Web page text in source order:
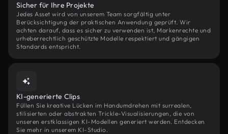
Sicher für Ihre Projekte
Jedes Asset wird von unserem Team sorgfältig unter
Berücksichtigung der praktischen Anwendung geprüft. Wir
achten darauf, dass es sicher zu verwenden ist, Markenrechte und
urheberrechtlich geschützte Modelle respektiert und gängigen
Standards entspricht.
KI-generierte Clips
Füllen Sie kreative Lücken im Handumdrehen mit surrealen,
stilisierten oder abstrakten Trickle-Visualisierungen, die von
unseren erstklassigen KI-Modellen generiert werden. Entdecken
Sie mehr in unserem KI-Studio.